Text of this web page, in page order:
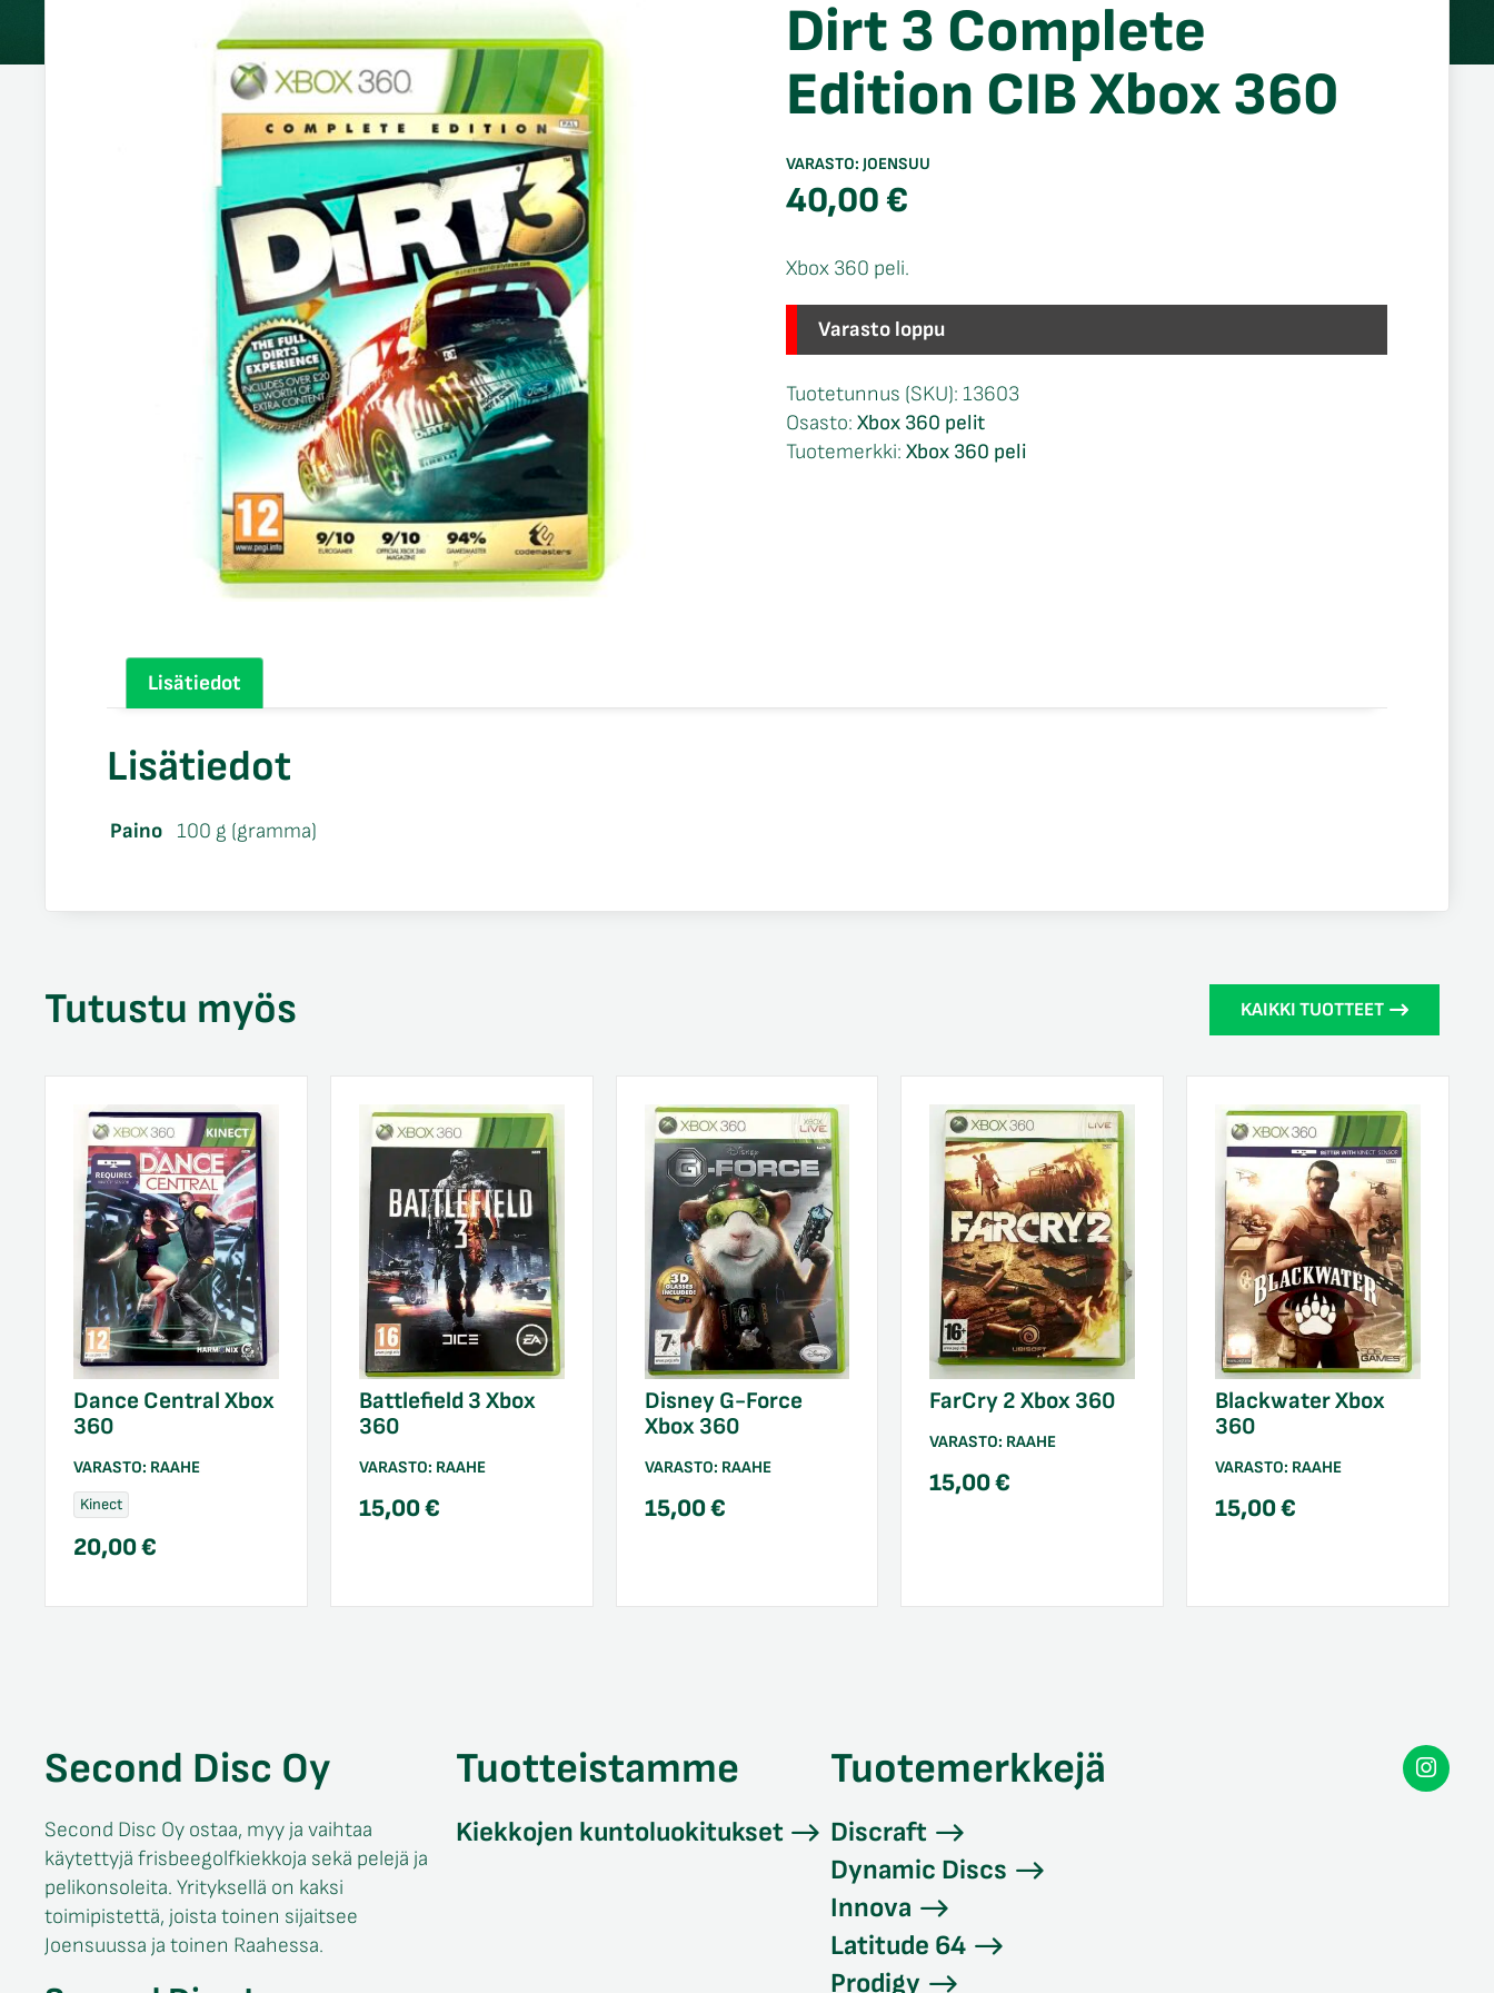
Dirt 3 Complete
Edition CIB Xbox 360
VARASTO: JOENSUU
40,00€
Xbox 360 peli.
Varasto loppu
Tuotetunnus (SKU): 13603
Osasto: Xbox 360 pelit
Tuotemerkki: Xbox 360 peli
Lisätiedot
Lisätiedot
Paino 100 g (gramma)
Tutustu myös KAIKKI TUOTTEET
Dance Central Xbox
360
VARASTO: RAAHE
Kinect
20,00€
Battlefield 3 Xbox
360
VARASTO: RAAHE
15,00€
Disney G-Force
Xbox 360
VARASTO: RAAHE
15,00€
FarCry 2 Xbox 360
VARASTO: RAAHE
15,00€
Blackwater Xbox
360
VARASTO: RAAHE
15,00€
Second Disc Oy
Second Disc Oy ostaa, myy ja vaihtaa
käytettyjä frisbeegolfkiekkoja sekä pelejä ja
pelikonsoleita. Yrityksellä on kaksi
toimipistettä, joista toinen sijaitsee
Joensuussa ja toinen Raahessa.
Tuotteistamme
Kiekkojen kuntoluokitukset
Tuotemerkkejä
Discraft
Dynamic Discs
Innova
Latitude 64
Prodigy